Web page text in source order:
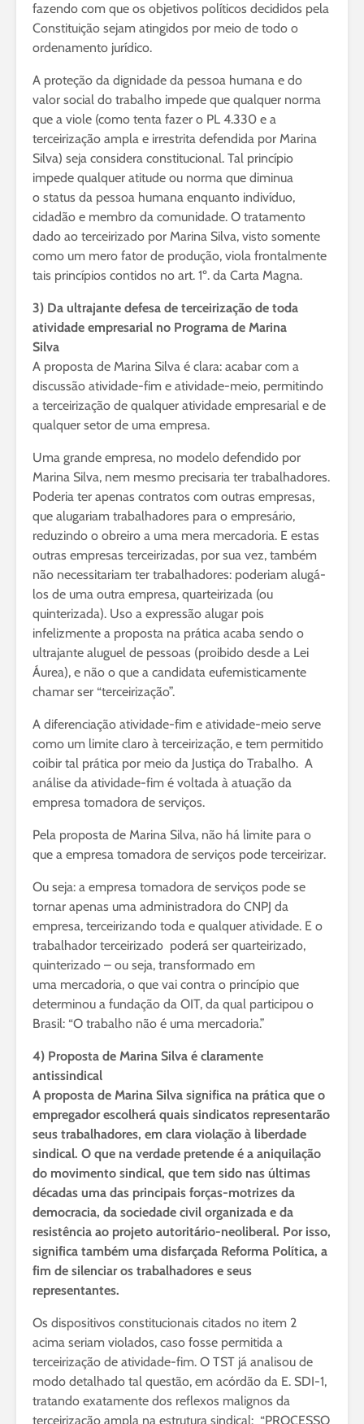
fazendo com que os objetivos políticos decididos pela
Constituição sejam atingidos por meio de todo o
ordenamento jurídico.
A proteção da dignidade da pessoa humana e do
valor social do trabalho impede que qualquer norma
que a viole (como tenta fazer o PL 4.330 e a
terceirização ampla e irrestrita defendida por Marina
Silva) seja considera constitucional. Tal princípio
impede qualquer atitude ou norma que diminua
o status da pessoa humana enquanto indivíduo,
cidadão e membro da comunidade. O tratamento
dado ao terceirizado por Marina Silva, visto somente
como um mero fator de produção, viola frontalmente
tais princípios contidos no art. 1º. da Carta Magna.
3) Da ultrajante defesa de terceirização de toda
atividade empresarial no Programa de Marina
Silva
A proposta de Marina Silva é clara: acabar com a
discussão atividade-fim e atividade-meio, permitindo
a terceirização de qualquer atividade empresarial e de
qualquer setor de uma empresa.
Uma grande empresa, no modelo defendido por
Marina Silva, nem mesmo precisaria ter trabalhadores.
Poderia ter apenas contratos com outras empresas,
que alugariam trabalhadores para o empresário,
reduzindo o obreiro a uma mera mercadoria. E estas
outras empresas terceirizadas, por sua vez, também
não necessitariam ter trabalhadores: poderiam alugá-
los de uma outra empresa, quarteirizada (ou
quinterizada). Uso a expressão alugar pois
infelizmente a proposta na prática acaba sendo o
ultrajante aluguel de pessoas (proibido desde a Lei
Áurea), e não o que a candidata eufemisticamente
chamar ser “terceirização”.
A diferenciação atividade-fim e atividade-meio serve
como um limite claro à terceirização, e tem permitido
coibir tal prática por meio da Justiça do Trabalho. A
análise da atividade-fim é voltada à atuação da
empresa tomadora de serviços.
Pela proposta de Marina Silva, não há limite para o
que a empresa tomadora de serviços pode terceirizar.
Ou seja: a empresa tomadora de serviços pode se
tornar apenas uma administradora do CNPJ da
empresa, terceirizando toda e qualquer atividade. E o
trabalhador terceirizado poderá ser quarteirizado,
quinterizado – ou seja, transformado em
uma mercadoria, o que vai contra o princípio que
determinou a fundação da OIT, da qual participou o
Brasil: “O trabalho não é uma mercadoria.”
4) Proposta de Marina Silva é claramente
antissindical
A proposta de Marina Silva significa na prática que o
empregador escolherá quais sindicatos representarão
seus trabalhadores, em clara violação à liberdade
sindical. O que na verdade pretende é a aniquilação
do movimento sindical, que tem sido nas últimas
décadas uma das principais forças-motrizes da
democracia, da sociedade civil organizada e da
resistência ao projeto autoritário-neoliberal. Por isso,
significa também uma disfarçada Reforma Política, a
fim de silenciar os trabalhadores e seus
representantes.
Os dispositivos constitucionais citados no item 2
acima seriam violados, caso fosse permitida a
terceirização de atividade-fim. O TST já analisou de
modo detalhado tal questão, em acórdão da E. SDI-1,
tratando exatamente dos reflexos malignos da
terceirização ampla na estrutura sindical: “PROCESSO